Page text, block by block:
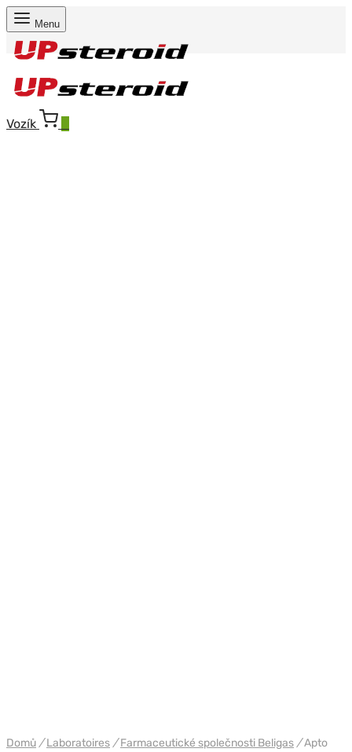
Menu
Vozík
Domů / Laboratoires / Farmaceutické společnosti Beligas /Apto